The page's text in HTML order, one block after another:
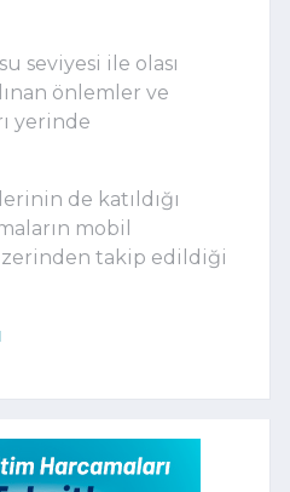
seviyesi ile olası
önlemler ve
yerinde
de katıldığı
mobil
takip edildiği